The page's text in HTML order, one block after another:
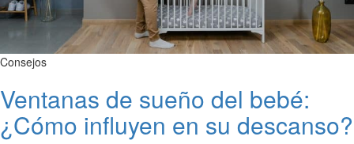
Consejos
Ventanas de sueño del bebé:
¿Cómo influyen en su descanso?